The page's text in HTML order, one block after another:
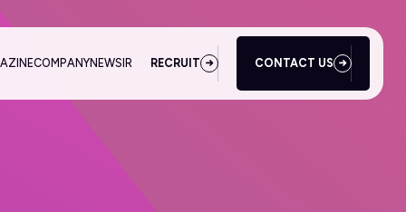
COMPANYNEWS IR RECRUIT CONTACT US